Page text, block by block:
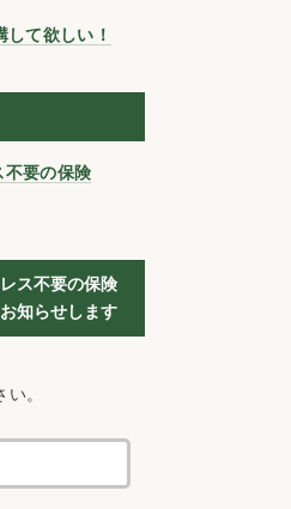
て欲しい！
不要の保険
ス不要の保険
知らせします
。